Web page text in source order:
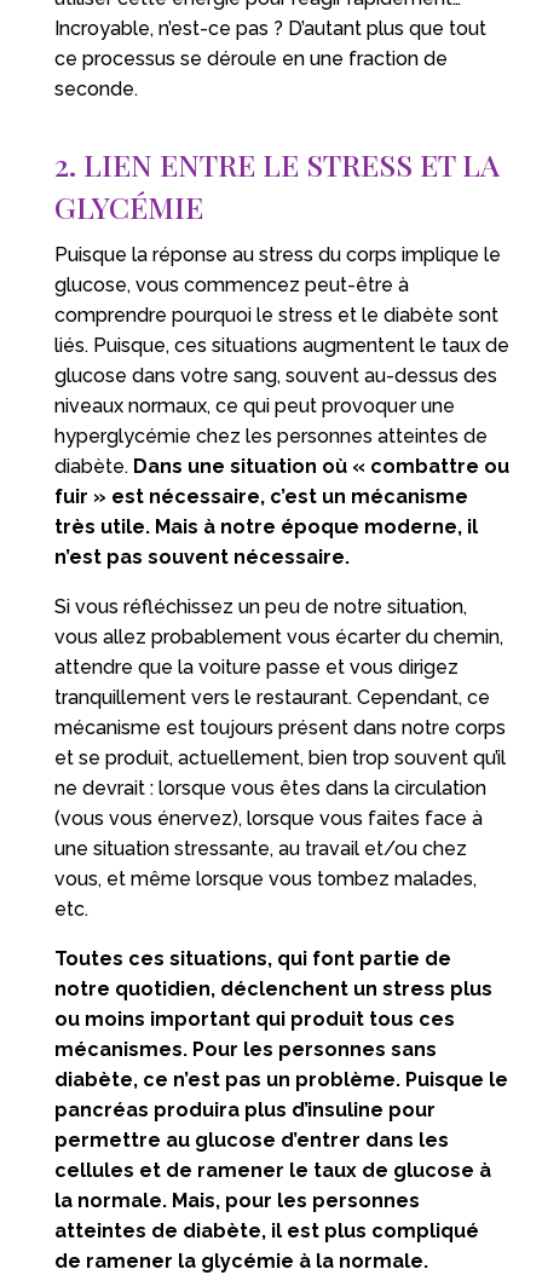
Incroyable, n’est-ce pas ? D’autant plus que tout
ce processus se déroule en une fraction de
seconde.
2. LIEN ENTRE LE STRESS ET LA
GLYCÉMIE
Puisque la réponse au stress du corps implique le
glucose, vous commencez peut-être à
comprendre pourquoi le stress et le diabète sont
liés. Puisque, ces situations augmentent le taux de
glucose dans votre sang, souvent au-dessus des
niveaux normaux, ce qui peut provoquer une
hyperglycémie chez les personnes atteintes de
diabète. Dans une situation où « combattre ou
fuir » est nécessaire, c’est un mécanisme
très utile. Mais à notre époque moderne, il
n’est pas souvent nécessaire.
Si vous réfléchissez un peu de notre situation,
vous allez probablement vous écarter du chemin,
attendre que la voiture passe et vous dirigez
tranquillement vers le restaurant. Cependant, ce
mécanisme est toujours présent dans notre corps
et se produit, actuellement, bien trop souvent qu’il
ne devrait : lorsque vous êtes dans la circulation
(vous vous énervez), lorsque vous faites face à
une situation stressante, au travail et/ou chez
vous, et même lorsque vous tombez malades,
etc.
Toutes ces situations, qui font partie de
notre quotidien, déclenchent un stress plus
ou moins important qui produit tous ces
mécanismes. Pour les personnes sans
diabète, ce n’est pas un problème. Puisque le
pancréas produira plus d’insuline pour
permettre au glucose d’entrer dans les
cellules et de ramener le taux de glucose à
la normale. Mais, pour les personnes
atteintes de diabète, il est plus compliqué
de ramener la glycémie à la normale.